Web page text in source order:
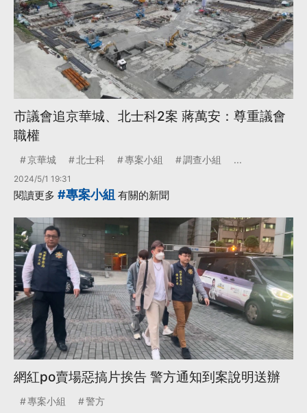
市議會追京華城、北士科2案 蔣萬安：尊重議會
職權
京華城 北士科 專案小組 調查小組 ...
2024/5/1 19:31
閱讀更多 #專案小組 有關的新聞
網紅po賣場惡搞片挨告 警方通知到案說明送辦
專案小組 警方